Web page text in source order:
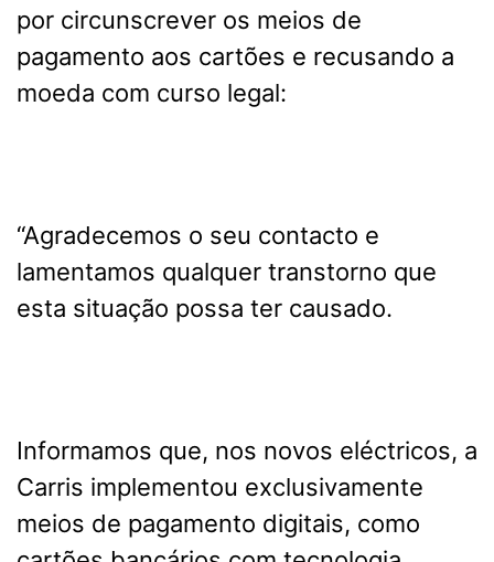
por circunscrever os meios de
pagamento aos cartões e recusando a
moeda com curso legal:
“Agradecemos o seu contacto e
lamentamos qualquer transtorno que
esta situação possa ter causado.
Informamos que, nos novos eléctricos, a
Carris implementou exclusivamente
meios de pagamento digitais, como